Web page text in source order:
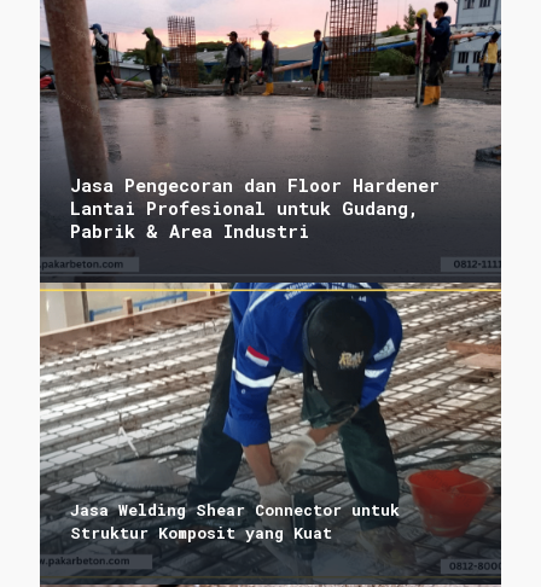
Jasa Pengecoran dan Floor Hardener
Lantai Profesional untuk Gudang,
Pabrik & Area Industri
Jasa Welding Shear Connector untuk
Struktur Komposit yang Kuat